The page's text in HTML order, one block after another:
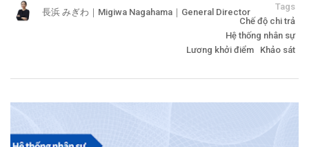
長浜 みぎわ｜Migiwa Nagahama｜General Director
Tags
Chế độ chi trả
Hệ thống nhân sự
Lương khởi điểm
Khảo sát